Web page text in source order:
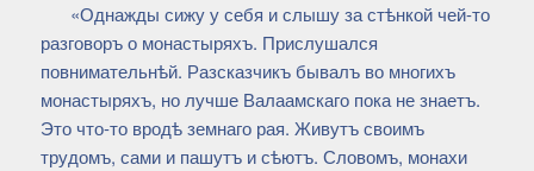
«Однажды сижу у себя и слышу за стѣнкой чей-то
разговоръ о монастыряхъ. Прислушался
повнимательнѣй. Разсказчикъ бывалъ во многихъ
монастыряхъ, но лучше Валаамскаго пока не знаетъ.
Это что-то вродѣ земнаго рая. Живутъ своимъ
трудомъ, сами и пашутъ и сѣютъ. Словомъ, монахи